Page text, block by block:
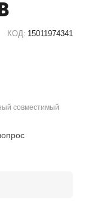
КОД: 15011974341
совместимый